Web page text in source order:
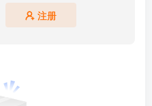
注册